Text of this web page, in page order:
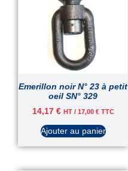
Emerillon noir N° 23 à petit
oeil SN° 329
14,17 € HT / 17,00 €TTC
Ajouter au panier